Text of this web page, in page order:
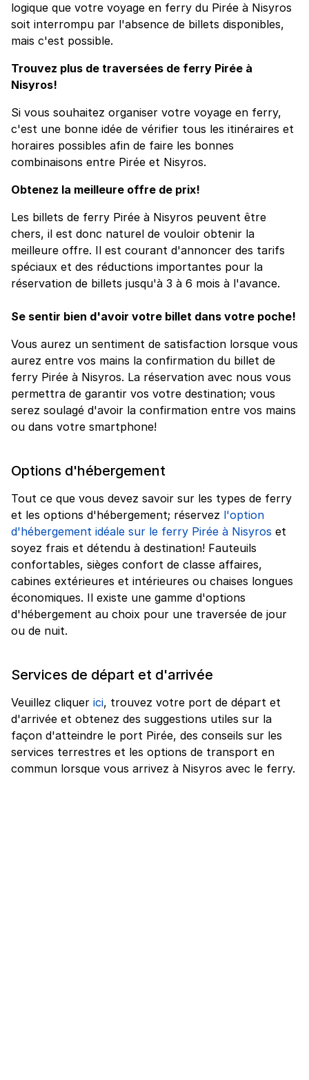
logique que votre voyage en ferry du Pirée à Nisyros
soit interrompu par l'absence de billets disponibles,
mais c'est possible.
Trouvez plus de traversées de ferry Pirée à
Nisyros!
Si vous souhaitez organiser votre voyage en ferry,
c'est une bonne idée de vérifier tous les itinéraires et
horaires possibles afin de faire les bonnes
combinaisons entre Pirée et Nisyros.
Obtenez la meilleure offre de prix!
Les billets de ferry Pirée à Nisyros peuvent être
chers, il est donc naturel de vouloir obtenir la
meilleure offre. Il est courant d'annoncer des tarifs
spéciaux et des réductions importantes pour la
réservation de billets jusqu'à 3 à 6 mois à l'avance.
Se sentir bien d'avoir votre billet dans votre poche!
Vous aurez un sentiment de satisfaction lorsque vous
aurez entre vos mains la confirmation du billet de
ferry Pirée à Nisyros. La réservation avec nous vous
permettra de garantir vos votre destination; vous
serez soulagé d'avoir la confirmation entre vos mains
ou dans votre smartphone!
Options d'hébergement
Tout ce que vous devez savoir sur les types de ferry
et les options d'hébergement; réservez l'option
d'hébergement idéale sur le ferry Pirée à Nisyros et
soyez frais et détendu à destination! Fauteuils
confortables, sièges confort de classe affaires,
cabines extérieures et intérieures ou chaises longues
économiques. Il existe une gamme d'options
d'hébergement au choix pour une traversée de jour
ou de nuit.
Services de départ et d'arrivée
Veuillez cliquer ici, trouvez votre port de départ et
d'arrivée et obtenez des suggestions utiles sur la
façon d'atteindre le port Pirée, des conseils sur les
services terrestres et les options de transport en
commun lorsque vous arrivez à Nisyros avec le ferry.